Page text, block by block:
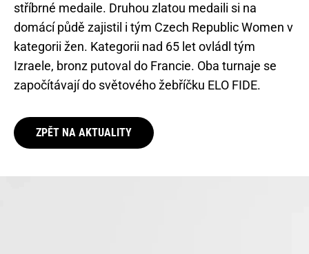
stříbrné medaile. Druhou zlatou medaili si na
domácí půdě zajistil i tým Czech Republic Women v
kategorii žen. Kategorii nad 65 let ovládl tým
Izraele, bronz putoval do Francie. Oba turnaje se
započítávají do světového žebříčku ELO FIDE.
ZPĚT NA AKTUALITY